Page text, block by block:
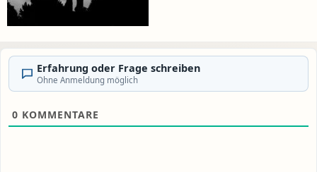
Erfahrung oder Frage schreiben
Ohne Anmeldung möglich
0 KOMMENTARE